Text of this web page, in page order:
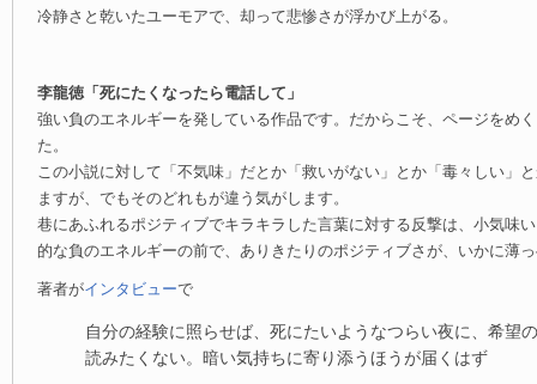
冷静さと乾いたユーモアで、却って悲惨さが浮かび上がる。
李龍徳「死にたくなったら電話して」
強い負のエネルギーを発している作品です。だからこそ、ページをめ
た。
この小説に対して「不気味」だとか「救いがない」とか「毒々しい」
ますが、でもそのどれもが違う気がします。
巷にあふれるポジティブでキラキラした言葉に対する反撃は、小気味
的な負のエネルギーの前で、ありきたりのポジティブさが、いかに薄
著者がインタビューで
自分の経験に照らせば、死にたいようなつらい夜に、希望
読みたくない。暗い気持ちに寄り添うほうが届くはず